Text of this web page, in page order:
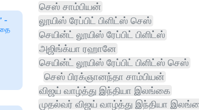
-
செஸ் சாம்பியன்
லூயிஸ் ரேப்பிட் பிளிட்ஸ் செஸ்
செயின்ட் லூயிஸ் ரேப்பிட் பிளிட்ஸ்
அஜிங்க்யா ரஹானே
செயின்ட் லூயிஸ் ரேப்பிட் பிளிட்ஸ் செஸ்
செஸ் பிரக்ஞானந்தா சாம்பியன்
விஜய் வாழ்த்து இந்தியா இலங்கை
முதல்வர் விஜய் வாழ்த்து இந்தியா